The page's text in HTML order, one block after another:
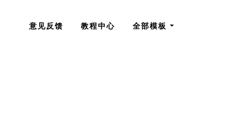
意见反馈 教程中心 全部模板